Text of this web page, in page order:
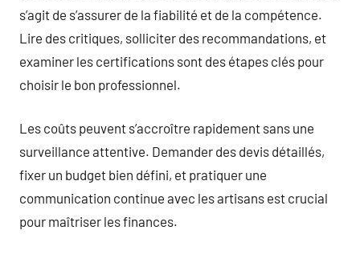
s’agit de s’assurer de la fiabilité et de la compétence.
Lire des critiques, solliciter des recommandations, et
examiner les certifications sont des étapes clés pour
choisir le bon professionnel.
Les coûts peuvent s’accroître rapidement sans une
surveillance attentive. Demander des devis détaillés,
fixer un budget bien défini, et pratiquer une
communication continue avec les artisans est crucial
pour maîtriser les finances.